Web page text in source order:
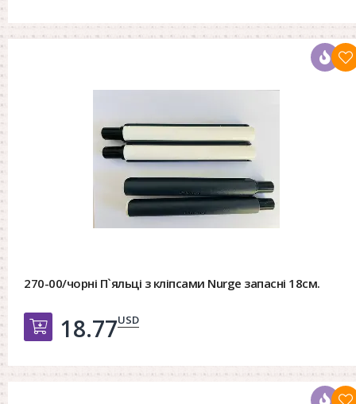
270-00/чорні П`яльці з кліпсами Nurge запасні 18см.
Добавить в корзину
18.77USD